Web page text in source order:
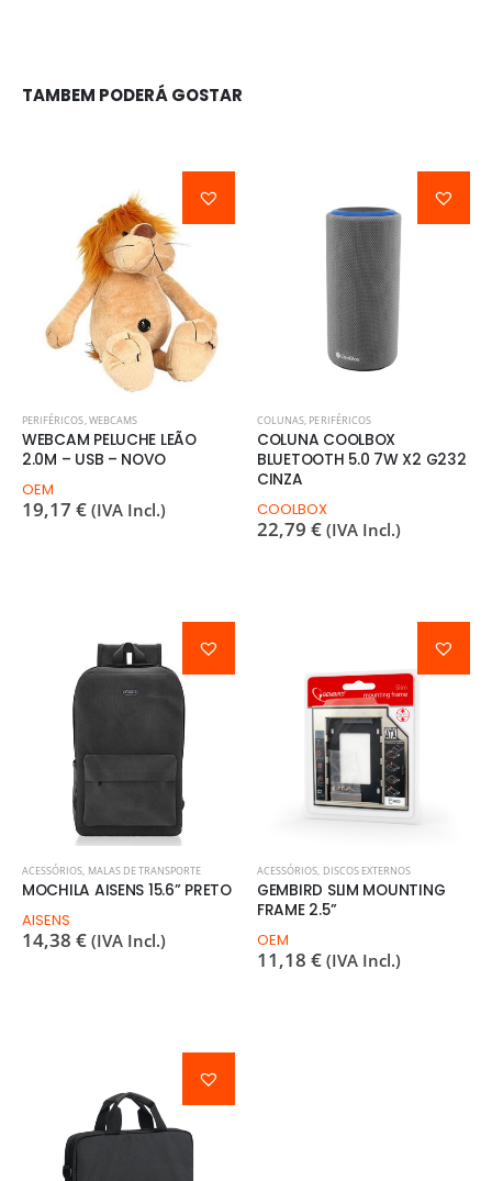
TAMBEM PODERÁ GOSTAR
PERIFÉRICOS,WEBCAMS
WEBCAM PELUCHE LEÃO
2.0M – USB – NOVO
OEM
19,17 € (IVA Incl.)
COLUNAS, PERIFÉRICOS
COLUNA COOLBOX
BLUETOOTH 5.0 7W X2 G232
CINZA
COOLBOX
22,79 € (IVA Incl.)
ACESSÓRIOS, MALAS DE TRANSPORTE
MOCHILA AISENS 15.6” PRETO
AISENS
14,38 € (IVA Incl.)
ACESSÓRIOS, DISCOS EXTERNOS
GEMBIRD SLIM MOUNTING
FRAME 2.5”
OEM
11,18 € (IVA Incl.)